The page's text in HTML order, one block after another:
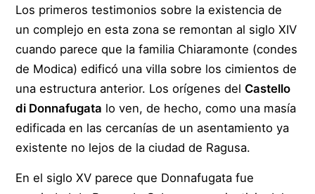
Los primeros testimonios sobre la existencia de
un complejo en esta zona se remontan al siglo XIV
cuando parece que la familia Chiaramonte (condes
de Modica) edificó una villa sobre los cimientos de
una estructura anterior. Los orígenes del Castello
di Donnafugata lo ven, de hecho, como una masía
edificada en las cercanías de un asentamiento ya
existente no lejos de la ciudad de Ragusa.
En el siglo XV parece que Donnafugata fue